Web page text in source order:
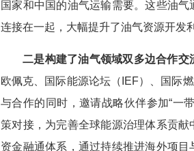
国家和中国的油气运输需要。这些油
连接在一起，大幅提升了油气资源开发
二是构建了油气领域双多边合作交
欧佩克、国际能源论坛（IEF）、国际
与合作的同时，邀请战略伙伴参加“一
策对接，为完善全球能源治理体系贡
资金融通体系，通过持续推进海外项